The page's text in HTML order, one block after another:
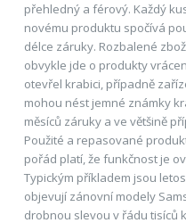
přehledný a férový. Každý
novému produktu spočívá
délce záruky. Rozbalené
obvykle jde o produkty
otevřel krabici, případně
mohou nést jemné známky
měsíců záruky a ve většině
Použité a repasované
pořád platí, že funkčnost je
Typickým příkladem jsou
objevují zánovní modely
drobnou slevou v řádu tisíců